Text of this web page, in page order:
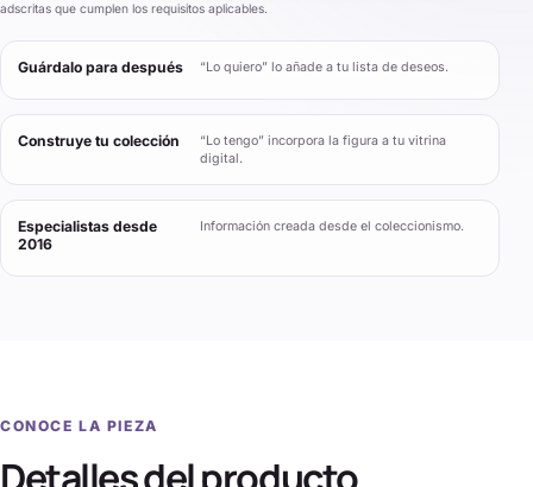
adscritas que cumplen los requisitos aplicables.
Guárdalo para después “Lo quiero” lo añade a tu lista de deseos.
Construye tu colección
“Lo tengo” incorpora la figura a tu vitrina
digital.
Especialistas desde
2016
Información creada desde el coleccionismo.
CONOCE LA PIEZA